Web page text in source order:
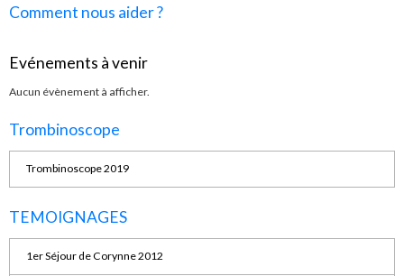
Comment nous aider ?
Evénements à venir
Aucun évènement à afficher.
Trombinoscope
Trombinoscope 2019
TEMOIGNAGES
1er Séjour de Corynne 2012